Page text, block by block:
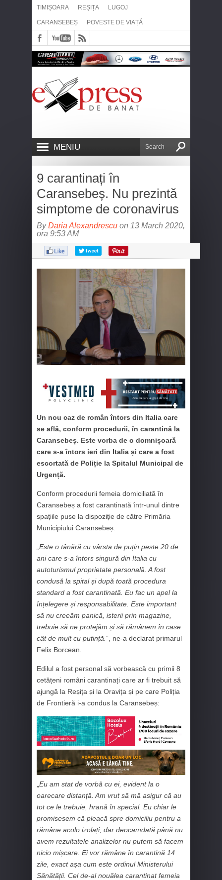
TIMIȘOARA REȘIȚA LUGOJ
CARANSEBEȘ POVESTE DE VIAȚĂ
MENIU
9 carantinați în
Caransebeș. Nu prezintă
simptome de coronavirus
ByDaria Alexandrescu on 13 March 2020,
ora 9:53 AM
Un nou caz de român întors din Italia care
se află, conform procedurii, în carantină la
Caransebeș. Este vorba de o domnișoară
care s-a întors ieri din Italia și care a fost
escortată de Poliție la Spitalul Municipal de
Urgență.
Conform procedurii femeia domiciliată în
Caransebeș a fost carantinată într-unul dintre
spațiile puse la dispoziție de către Primăria
Municipiului Caransebeș.
„Este o tânără cu vârsta de puțin peste 20 de
ani care s-a întors singură din Italia cu
autoturismul proprietate personală. A fost
condusă la spital și după toată procedura
standard a fost carantinată. Eu fac un apel la
înțelegere și responsabilitate. Este important
să nu creeăm panică, isterii prin magazine,
trebuie să ne protejăm și să rămânem în case
cât de mult cu putință. ”, ne-a declarat primarul
Felix Borcean.
Edilul a fost personal să vorbească cu primii 8
cetățeni români carantinați care ar fi trebuit să
ajungă la Reșița și la Oravița și pe care Poliția
de Frontieră i-a condus la Caransebeș:
Eu am stat de vorbă cu ei, evident la o
oarecare distanță. Am vrut să mă asigur că au
tot ce le trebuie, hrană în special. Eu chiar le
promisesem că pleacă spre domiciliu pentru a
rămâne acolo izolați, dar deocamdată până nu
avem rezultatele analizelor nu putem să facem
nicio mișcare. Ei vor rămâne în carantină 14
zile, exact așa cum este ordinul Ministerului
Sănătății. Cel de-al nouălea carantinat femeia